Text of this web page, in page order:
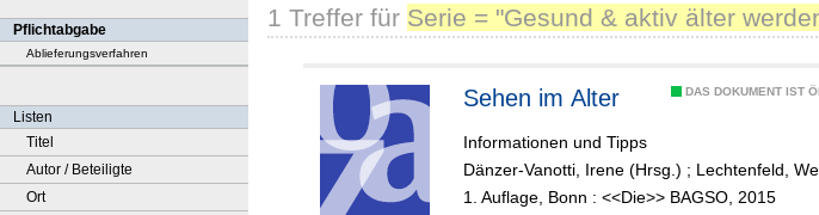
Pflichtabgabe
Ablieferungsverfahren
Listen
Titel
Autor / Beteiligte
Ort
1 Treffer für Serie = "Gesund & aktiv älter
DAS DOKUMENT IST
Sehen im Alter
Informationen und Tipps
Dänzer-Vanotti, Irene (Hrsg.) ; Lechtenfeld,
1. Auflage, Bonn : <<Die>> BAGSO, 2015